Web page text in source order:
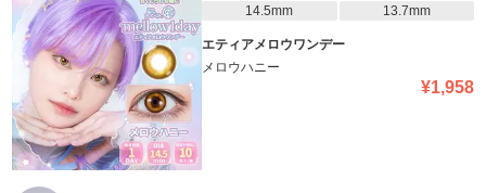
14.5mm
13.7mm
エティアメロウワンデー
メロウハニー
¥1,958